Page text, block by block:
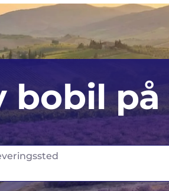
Christchurch Norge
bobil